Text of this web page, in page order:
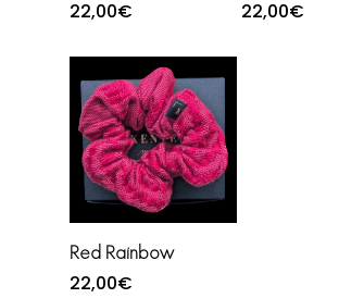
22,00€ 22,00€
Ajouter au
Red Rainbow
22,00€